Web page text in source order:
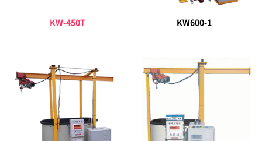
KW-450T KW600-1